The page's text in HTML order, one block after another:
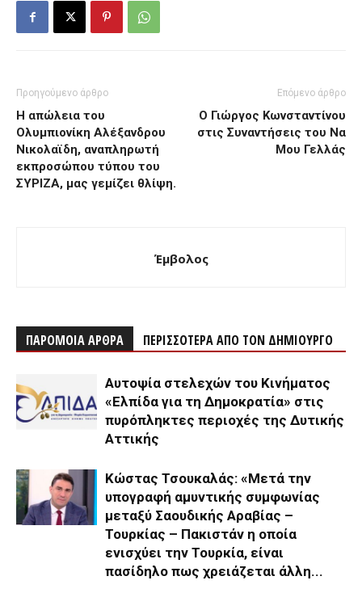
Προηγούμενο άρθρο
Η απώλεια του
Ολυμπιονίκη Αλέξανδρου
Νικολαϊδη, αναπληρωτή
εκπροσώπου τύπου του
ΣΥΡΙΖΑ, μας γεμίζει θλίψη.
Επόμενο άρθρο
Ο Γιώργος Κωνσταντίνου
στις Συναντήσεις του Να
Μου Γελλάς
Έμβολος
ΠΑΡΟΜΟΙΑ ΑΡΘΡΑ ΠΕΡΙΣΣΟΤΕΡΑ ΑΠΟ ΤΟΝ ΔΗΜΙΟΥΡΓΟ
Αυτοψία στελεχών του Κινήματος
«Ελπίδα για τη Δημοκρατία» στις
πυρόπληκτες περιοχές της Δυτικής
Αττικής
Κώστας Τσουκαλάς: «Μετά την
υπογραφή αμυντικής συμφωνίας
μεταξύ Σαουδικής Αραβίας –
Τουρκίας – Πακιστάν η οποία
ενισχύει την Τουρκία, είναι
πασίδηλο πως χρειάζεται άλλη...